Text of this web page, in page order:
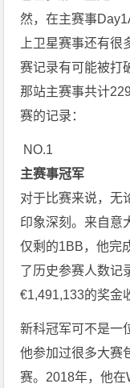
然，在主赛事
上卫星赛事还有
赛记录有可能被打
那站主赛事共计
赛的记录：
NO.1
主赛事冠军
对于比赛来说，无
印象深刻。来自意
仅剩的1BB，他完
了历史参赛人数记
€1,491,133的奖金
新科冠军可不是一
他参加过很多大赛
赛。2018年，他在